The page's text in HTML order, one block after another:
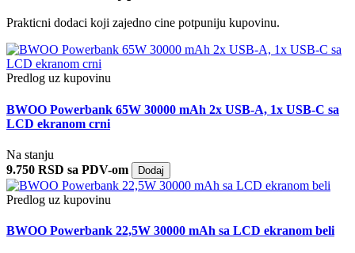
Prakticni dodaci koji zajedno cine potpuniju kupovinu.
Predlog uz kupovinu
BWOO Powerbank 65W 30000 mAh 2x USB-A, 1x USB-C sa
LCD ekranom crni
Na stanju
9.750 RSD sa PDV-om
Dodaj
Predlog uz kupovinu
BWOO Powerbank 22,5W 30000 mAh sa LCD ekranom beli